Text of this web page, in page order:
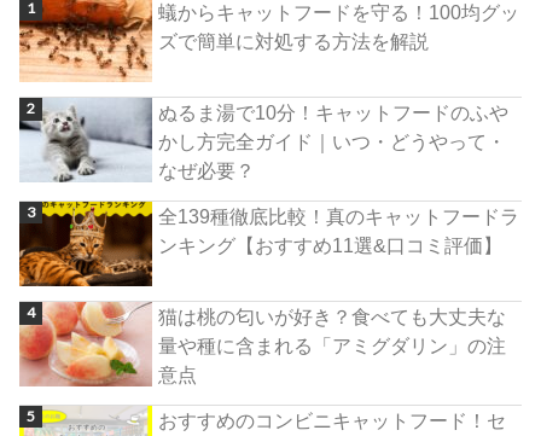
蟻からキャットフードを守る！100均グッ
ズで簡単に対処する方法を解説
ぬるま湯で10分！キャットフードのふや
かし方完全ガイド｜いつ・どうやって・
なぜ必要？
全139種徹底比較！真のキャットフードラ
ンキング【おすすめ11選&口コミ評価】
猫は桃の匂いが好き？食べても大丈夫な
量や種に含まれる「アミグダリン」の注
意点
おすすめのコンビニキャットフード！セ